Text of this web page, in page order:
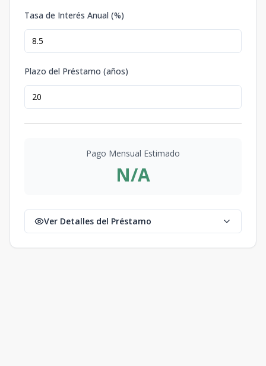
Tasa de Interés Anual (%)
Plazo del Préstamo (años)
Pago Mensual Estimado
N/A
Ver Detalles del Préstamo